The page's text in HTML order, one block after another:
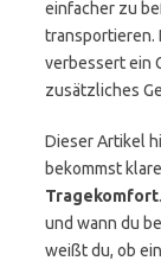
einfacher zu
transportieren.
verbessert ein
zusätzliches
Dieser Artikel
bekommst
Tragekomfort
und wann du
weißt du, ob